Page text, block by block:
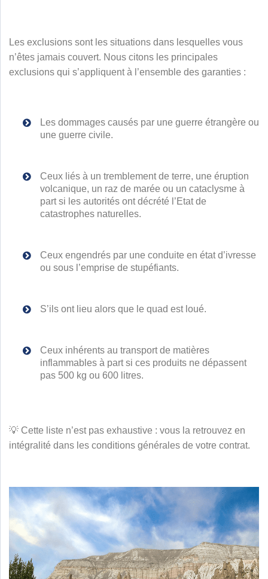
Les exclusions sont les situations dans lesquelles vous
n’êtes jamais couvert. Nous citons les principales
exclusions qui s’appliquent à l’ensemble des garanties :
Les dommages causés par une guerre étrangère ou
une guerre civile.
Ceux liés à un tremblement de terre, une éruption
volcanique, un raz de marée ou un cataclysme à
part si les autorités ont décrété l’Etat de
catastrophes naturelles.
Ceux engendrés par une conduite en état d’ivresse
ou sous l’emprise de stupéfiants.
S’ils ont lieu alors que le quad est loué.
Ceux inhérents au transport de matières
inflammables à part si ces produits ne dépassent
pas 500 kg ou 600 litres.
💡 Cette liste n’est pas exhaustive : vous la retrouvez en
intégralité dans les conditions générales de votre contrat.